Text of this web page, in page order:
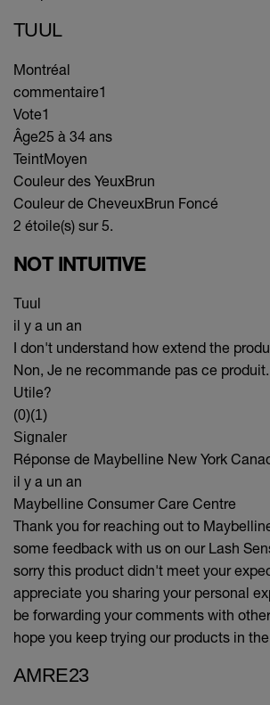
TUUL
Montréal
commentaire1
Vote1
Âge25 à 34 ans
TeintMoyen
Couleur des YeuxBrun
Couleur de CheveuxBrun Foncé
2 étoile(s) sur 5.
NOT INTUITIVE
Tuul
il y a un an
I don't understand how extend the
Non, Je ne recommande pas ce produit.
Utile?
(0)(1)
Signaler
Réponse de Maybelline New York
il y a un an
Maybelline Consumer Care Centre
Thank you for reaching out to
some feedback with us on our Lash
sorry this product didn't meet your
appreciate you sharing your personal
be forwarding your comments with
hope you keep trying our products in
AMRE23